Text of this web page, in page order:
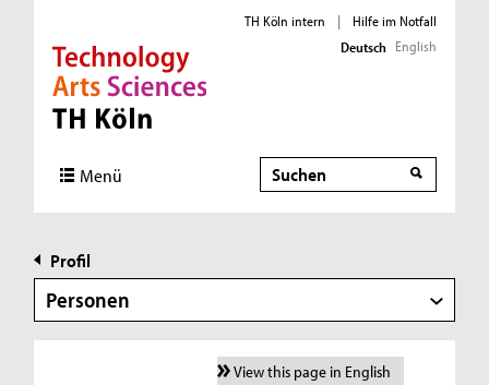
Direkt zur Hauptnavigation
Direkt zur Subnavigation
Direkt zum Inhalt
Direkt zum Fußbereich
TH Köln intern |
Hilfe im Notfall
Deutsch English
Menü Suche
Profil
Personen
View this page in English